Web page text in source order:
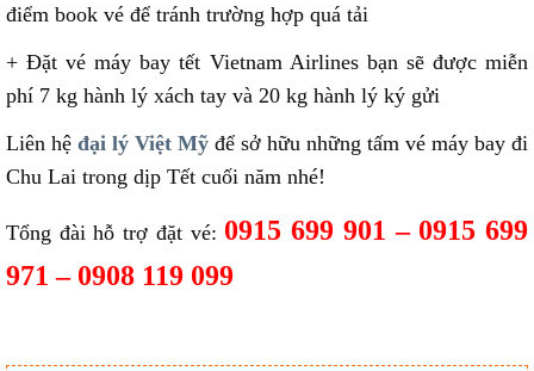
điểm book vé để tránh trường hợp quá tải
+ Đặt vé máy bay tết Vietnam Airlines bạn sẽ được miễn
phí 7 kg hành lý xách tay và 20 kg hành lý ký gửi
Liên hệ đại lý Việt Mỹ để sở hữu những tấm vé máy bay đi
Chu Lai trong dịp Tết cuối năm nhé!
Tổng đài hỗ trợ đặt vé: 0915 699 901 – 0915 699
971 – 0908 119 099